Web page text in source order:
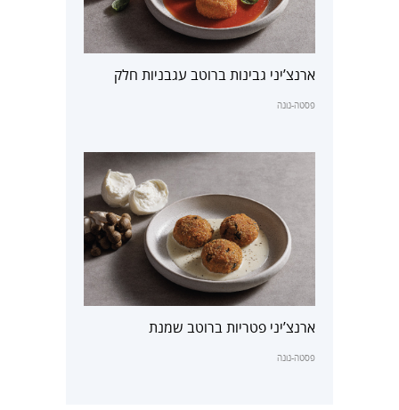
ארנצ’יני גבינות ברוטב עגבניות חלק
פסטה-נונה
ארנצ’יני פטריות ברוטב שמנת
פסטה-נונה